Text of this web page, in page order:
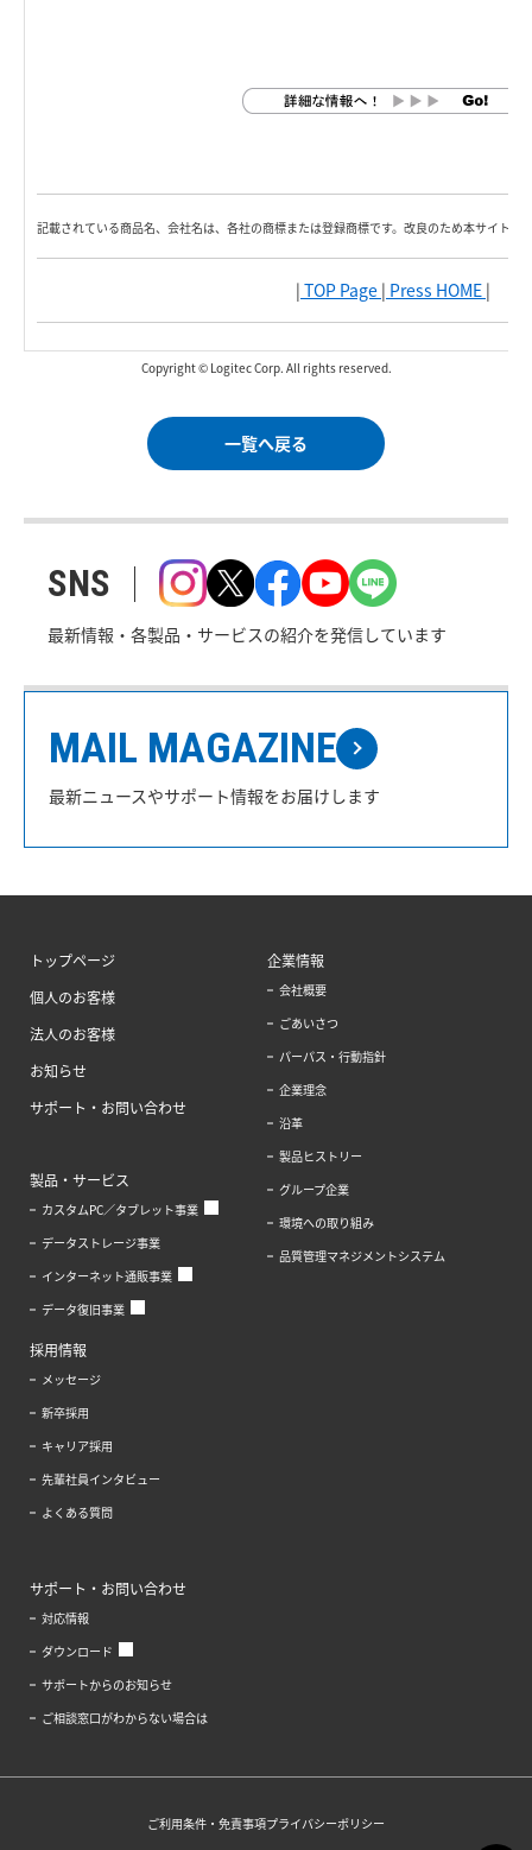
記載されている商品名、会社名は、各社の商標または登録商標です。改良のため本サイト内
| TOP Page | Press HOME |
Copyright © Logitec Corp. All rights reserved.
一覧へ戻る
SNS
最新情報・各製品・サービスの紹介を発信しています
MAIL MAGAZINE
最新ニュースやサポート情報をお届けします
トップページ
個人のお客様
法人のお客様
お知らせ
サポート・お問い合わせ
製品・サービス
カスタムPC／タブレット事業
データストレージ事業
インターネット通販事業
データ復旧事業
企業情報
会社概要
ごあいさつ
パーパス・行動指針
企業理念
沿革
製品ヒストリー
グループ企業
環境への取り組み
品質管理マネジメントシステム
採用情報
メッセージ
新卒採用
キャリア採用
先輩社員インタビュー
よくある質問
サポート・お問い合わせ
対応情報
ダウンロード
サポートからのお知らせ
ご相談窓口がわからない場合は
ご利用条件・免責事項プライバシーポリシー